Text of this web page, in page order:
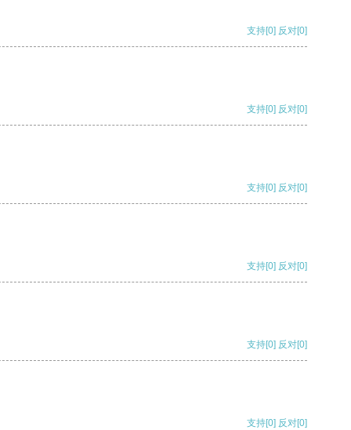
支持[0] 反对[0]
支持[0] 反对[0]
支持[0] 反对[0]
支持[0] 反对[0]
支持[0] 反对[0]
支持[0] 反对[0]